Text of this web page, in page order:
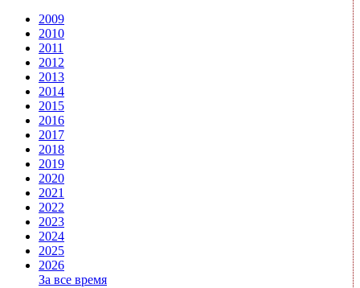
2009
2010
2011
2012
2013
2014
2015
2016
2017
2018
2019
2020
2021
2022
2023
2024
2025
2026
За все время